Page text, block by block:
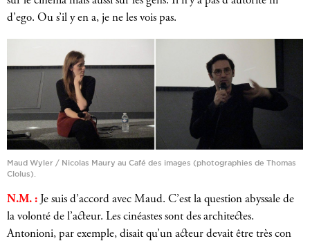
d’ego. Ou s’il y en a, je ne les vois pas.
Maud Wyler / Nicolas Maury au Café des images (photographies de Thomas
Clolus).
N.M. : Je suis d’accord avec Maud. C’est la question abyssale de
la volonté de l’acteur. Les cinéastes sont des architectes.
Antonioni, par exemple, disait qu’un acteur devait être très con